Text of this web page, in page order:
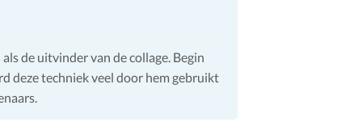
de uitvinder van de collage. Begin
deze techniek veel door hem gebruikt